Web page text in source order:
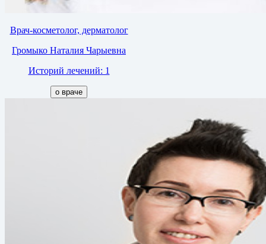
Врач-косметолог, дерматолог
Громыко Наталия Чарыевна
Историй лечений: 1
о враче